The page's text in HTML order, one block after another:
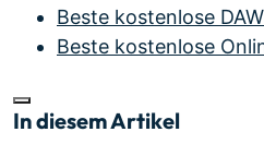
Beste kostenlose
Beste kostenlose
In diesem Artikel